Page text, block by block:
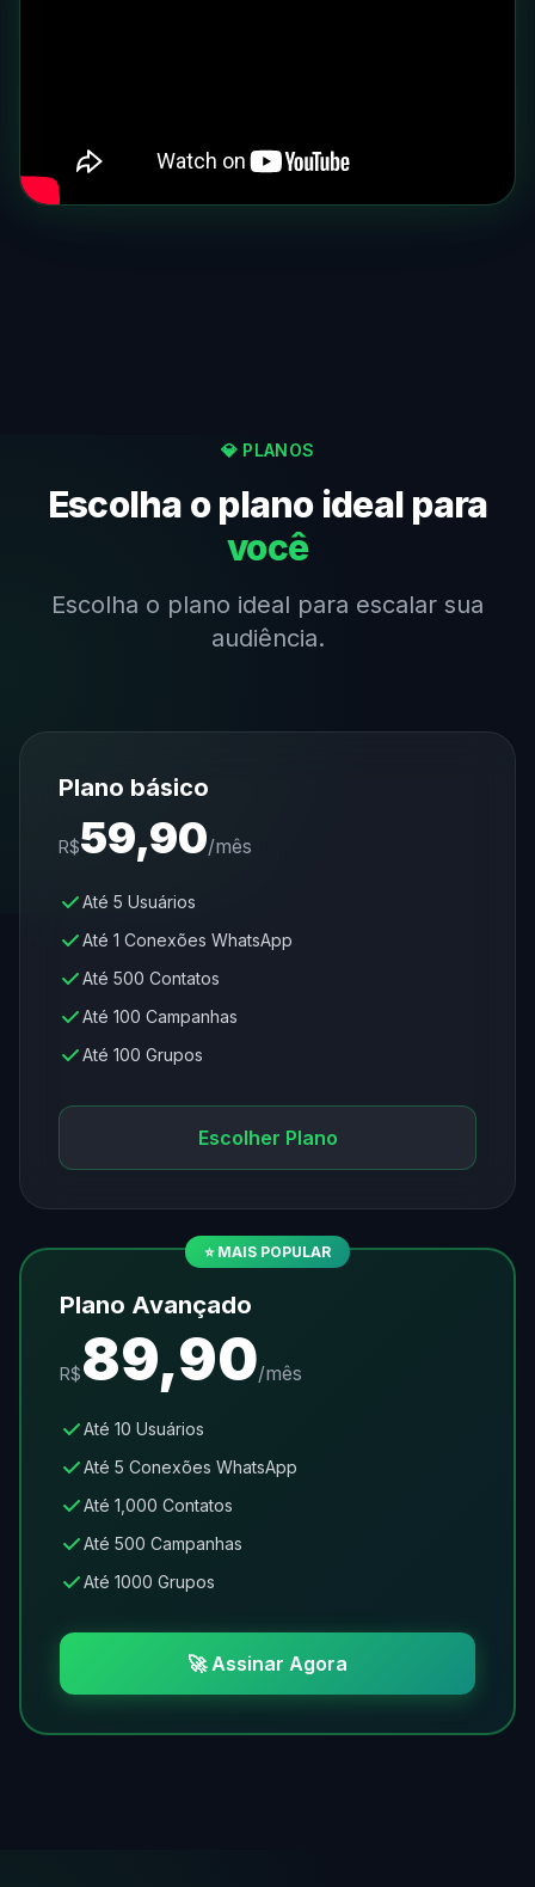
💎 PLANOS
Escolha o plano ideal para
você
Escolha o plano ideal para escalar sua
audiência.
Plano básico
R$59,90/mês
Até 5 Usuários
Até 1 Conexões WhatsApp
Até 500 Contatos
Até 100 Campanhas
Até 100 Grupos
Escolher Plano
⭐ MAIS POPULAR
Plano Avançado
R$89,90/mês
Até 10 Usuários
Até 5 Conexões WhatsApp
Até 1,000 Contatos
Até 500 Campanhas
Até 1000 Grupos
🚀 Assinar Agora